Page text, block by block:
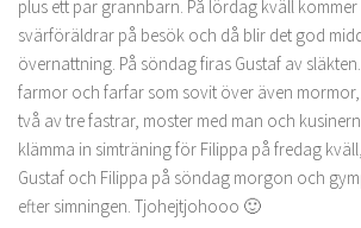
plus ett par grannbarn. På lördag kväll
svärföräldrar på besök och då blir det god
övernattning. På söndag firas Gustaf av
farmor och farfar som sovit över även
två av tre fastrar, moster med man och
klämma in simträning för Filippa på fredag
Gustaf och Filippa på söndag morgon och
efter simningen. Tjohejtjohooo 🙂